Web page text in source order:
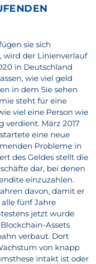
sie sich
wird der Linienverlauf
in Deutschland
wie viel geld
in dem Sie sehen
steht für eine
viel eine Person wie
März 2017
eine neue
Probleme in
des Geldes stellt die
dar, bei denen
einzuzahlen.
davon, damit er
fünf Jahre
jetzt wurde
Assets
verbaut. Dort
von knapp
intakt ist oder